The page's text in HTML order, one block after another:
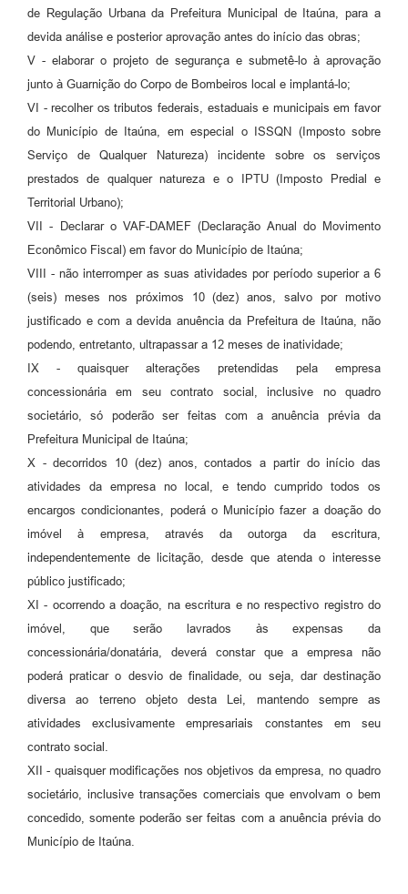
de Regulação Urbana da Prefeitura Municipal de Itaúna, para a
devida análise e posterior aprovação antes do início das obras;
V - elaborar o projeto de segurança e submetê-lo à aprovação
junto à Guarnição do Corpo de Bombeiros local e implantá-lo;
VI - recolher os tributos federais, estaduais e municipais em favor
do Município de Itaúna, em especial o ISSQN (Imposto sobre
Serviço de Qualquer Natureza) incidente sobre os serviços
prestados de qualquer natureza e o IPTU (Imposto Predial e
Territorial Urbano);
VII - Declarar o VAF-DAMEF (Declaração Anual do Movimento
Econômico Fiscal) em favor do Município de Itaúna;
VIII - não interromper as suas atividades por período superior a 6
(seis) meses nos próximos 10 (dez) anos, salvo por motivo
justificado e com a devida anuência da Prefeitura de Itaúna, não
podendo, entretanto, ultrapassar a 12 meses de inatividade;
IX - quaisquer alterações pretendidas pela empresa
concessionária em seu contrato social, inclusive no quadro
societário, só poderão ser feitas com a anuência prévia da
Prefeitura Municipal de Itaúna;
X - decorridos 10 (dez) anos, contados a partir do início das
atividades da empresa no local, e tendo cumprido todos os
encargos condicionantes, poderá o Município fazer a doação do
imóvel à empresa, através da outorga da escritura,
independentemente de licitação, desde que atenda o interesse
público justificado;
XI - ocorrendo a doação, na escritura e no respectivo registro do
imóvel, que serão lavrados às expensas da
concessionária/donatária, deverá constar que a empresa não
poderá praticar o desvio de finalidade, ou seja, dar destinação
diversa ao terreno objeto desta Lei, mantendo sempre as
atividades exclusivamente empresariais constantes em seu
contrato social.
XII - quaisquer modificações nos objetivos da empresa, no quadro
societário, inclusive transações comerciais que envolvam o bem
concedido, somente poderão ser feitas com a anuência prévia do
Município de Itaúna.